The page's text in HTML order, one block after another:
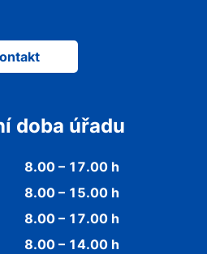
doba úřadu
8.00 – 17.00 h
8.00 – 15.00 h
8.00 – 17.00 h
8.00 – 14.00 h